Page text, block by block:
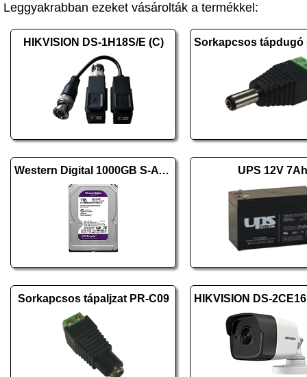
Leggyakrabban ezeket vásárolták a termékkel:
HIKVISION DS-1H18S/E (C)
Western Digital 1000GB S-ATA III PURPLE WD11PURZ UPS 12V 7Ah
Sorkapcsos tápaljzat PR-C09